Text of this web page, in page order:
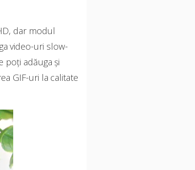
dar modul
video-uri slow-
poți adăuga și
GIF-uri la calitate